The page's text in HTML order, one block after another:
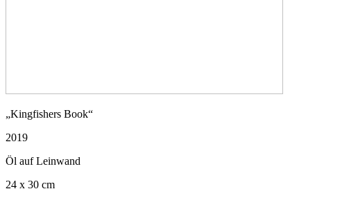
„Kingfishers Book“
2019
Öl auf Leinwand
24 x 30 cm